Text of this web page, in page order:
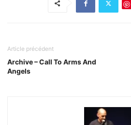
Article précédent
Archive – Call To Arms And
Angels